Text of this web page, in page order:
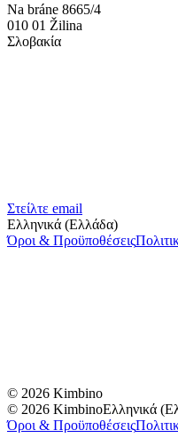
Na bráne 8665/4
010 01 Žilina
Σλοβακία
Στείλτε email
Ελληνικά (Ελλάδα)
Όροι & Προϋποθέσεις
© 2026 Kimbino
© 2026 KimbinoΕλληνικά
Όροι & Προϋποθέσεις